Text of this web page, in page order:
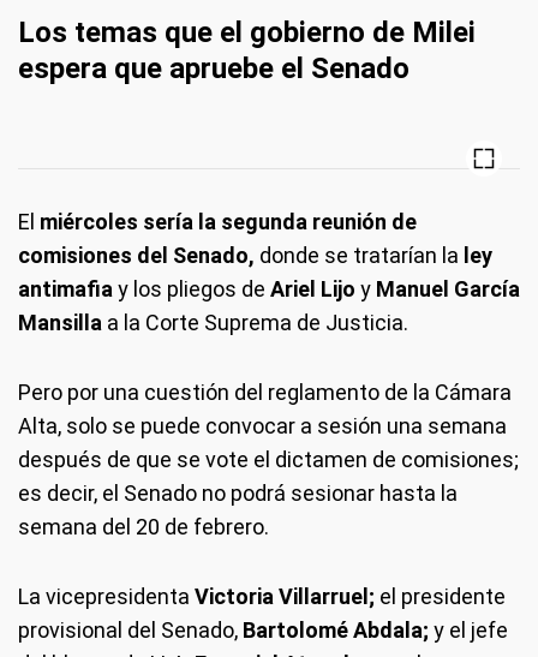
Los temas que el gobierno de Milei
espera que apruebe el Senado
El miércoles sería la segunda reunión de
comisiones del Senado, donde se tratarían la ley
antimafia y los pliegos de Ariel Lijo y Manuel García
Mansilla a la Corte Suprema de Justicia.
Pero por una cuestión del reglamento de la Cámara
Alta, solo se puede convocar a sesión una semana
después de que se vote el dictamen de comisiones;
es decir, el Senado no podrá sesionar hasta la
semana del 20 de febrero.
La vicepresidenta Victoria Villarruel; el presidente
provisional del Senado, Bartolomé Abdala; y el jefe